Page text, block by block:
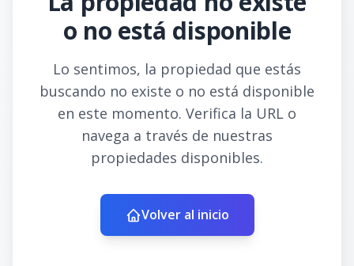
o no está disponible
Lo sentimos, la propiedad que estás
buscando no existe o no está disponible
en este momento. Verifica la URL o
navega a través de nuestras
propiedades disponibles.
Volver al inicio